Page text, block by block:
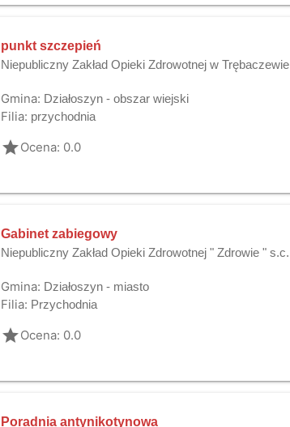
punkt szczepień
Niepubliczny Zakład Opieki Zdrowotnej w Trębaczewie
Gmina: Działoszyn - obszar wiejski
Filia: przychodnia
gradeOcena: 0.0
Gabinet zabiegowy
Niepubliczny Zakład Opieki Zdrowotnej " Zdrowie " s.c.
Gmina: Działoszyn - miasto
Filia: Przychodnia
gradeOcena: 0.0
Poradnia antynikotynowa